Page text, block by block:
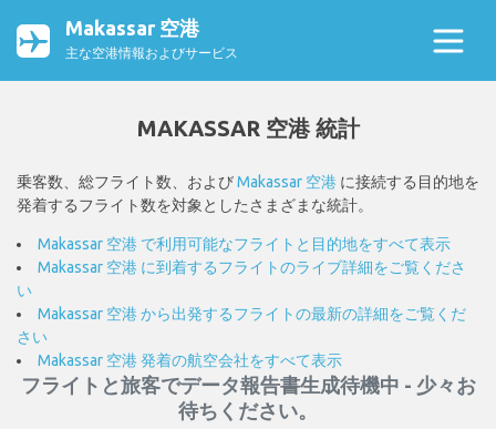
Makassar 空港
主な空港情報およびサービス
MAKASSAR 空港 統計
乗客数、総フライト数、およびMakassar 空港 に接続する目的地を
発着するフライト数を対象としたさまざまな統計。
Makassar 空港 で利用可能なフライトと目的地をすべて表示
Makassar 空港 に到着するフライトのライブ詳細をご覧くださ
い
Makassar 空港 から出発するフライトの最新の詳細をご覧くだ
さい
Makassar 空港 発着の航空会社をすべて表示
フライトと旅客でデータ報告書生成待機中 - 少々お
待ちください。